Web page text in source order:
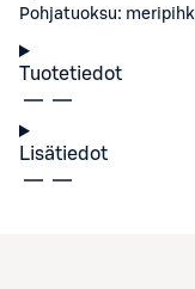
Pohjatuoksu:
Tuotetiedot
Lisätiedot